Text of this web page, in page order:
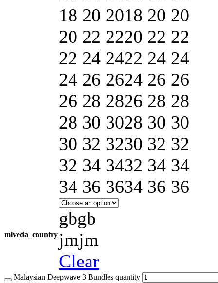
18 20 2018 20 20
20 22 2220 22 22
22 24 2422 24 24
24 26 2624 26 26
26 28 2826 28 28
28 30 3028 30 30
30 32 3230 32 32
32 34 3432 34 34
34 36 3634 36 36
mlveda_country
gbgb
jmjm
Clear
Malaysian Deepwave 3 Bundles quantity